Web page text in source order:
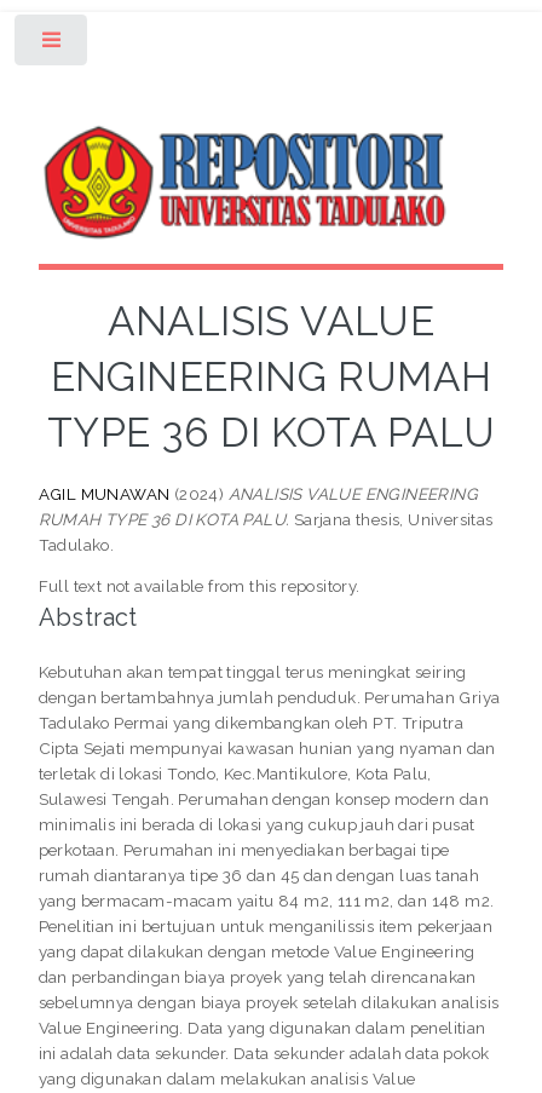
ANALISIS VALUE
ENGINEERING RUMAH
TYPE 36 DI KOTA PALU
AGIL MUNAWAN (2024) ANALISIS VALUE ENGINEERING
RUMAH TYPE 36 DI KOTA PALU. Sarjana thesis, Universitas
Tadulako.
Full text not available from this repository.
Abstract
Kebutuhan akan tempat tinggal terus meningkat seiring
dengan bertambahnya jumlah penduduk. Perumahan Griya
Tadulako Permai yang dikembangkan oleh PT. Triputra
Cipta Sejati mempunyai kawasan hunian yang nyaman dan
terletak di lokasi Tondo, Kec.Mantikulore, Kota Palu,
Sulawesi Tengah. Perumahan dengan konsep modern dan
minimalis ini berada di lokasi yang cukup jauh dari pusat
perkotaan. Perumahan ini menyediakan berbagai tipe
rumah diantaranya tipe 36 dan 45 dan dengan luas tanah
yang bermacam-macam yaitu 84 m2, 111 m2, dan 148 m2.
Penelitian ini bertujuan untuk menganilissis item pekerjaan
yang dapat dilakukan dengan metode Value Engineering
dan perbandingan biaya proyek yang telah direncanakan
sebelumnya dengan biaya proyek setelah dilakukan analisis
Value Engineering. Data yang digunakan dalam penelitian
ini adalah data sekunder. Data sekunder adalah data pokok
yang digunakan dalam melakukan analisis Value